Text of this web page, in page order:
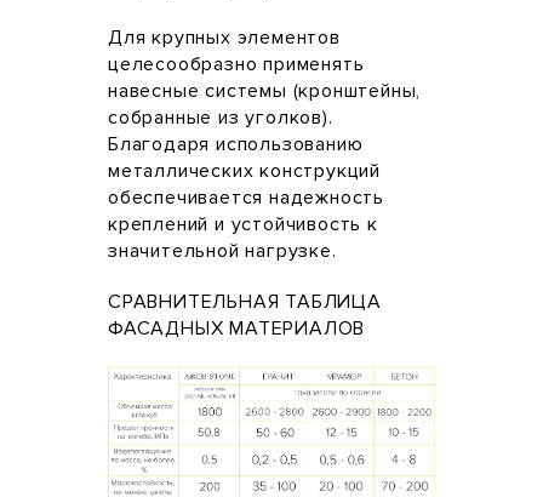
Для крупных элементов
целесообразно применять
навесные системы (кронштейны,
собранные из уголков).
Благодаря использованию
металлических конструкций
обеспечивается надежность
креплений и устойчивость к
значительной нагрузке.
СРАВНИТЕЛЬНАЯ ТАБЛИЦА
ФАСАДНЫХ МАТЕРИАЛОВ